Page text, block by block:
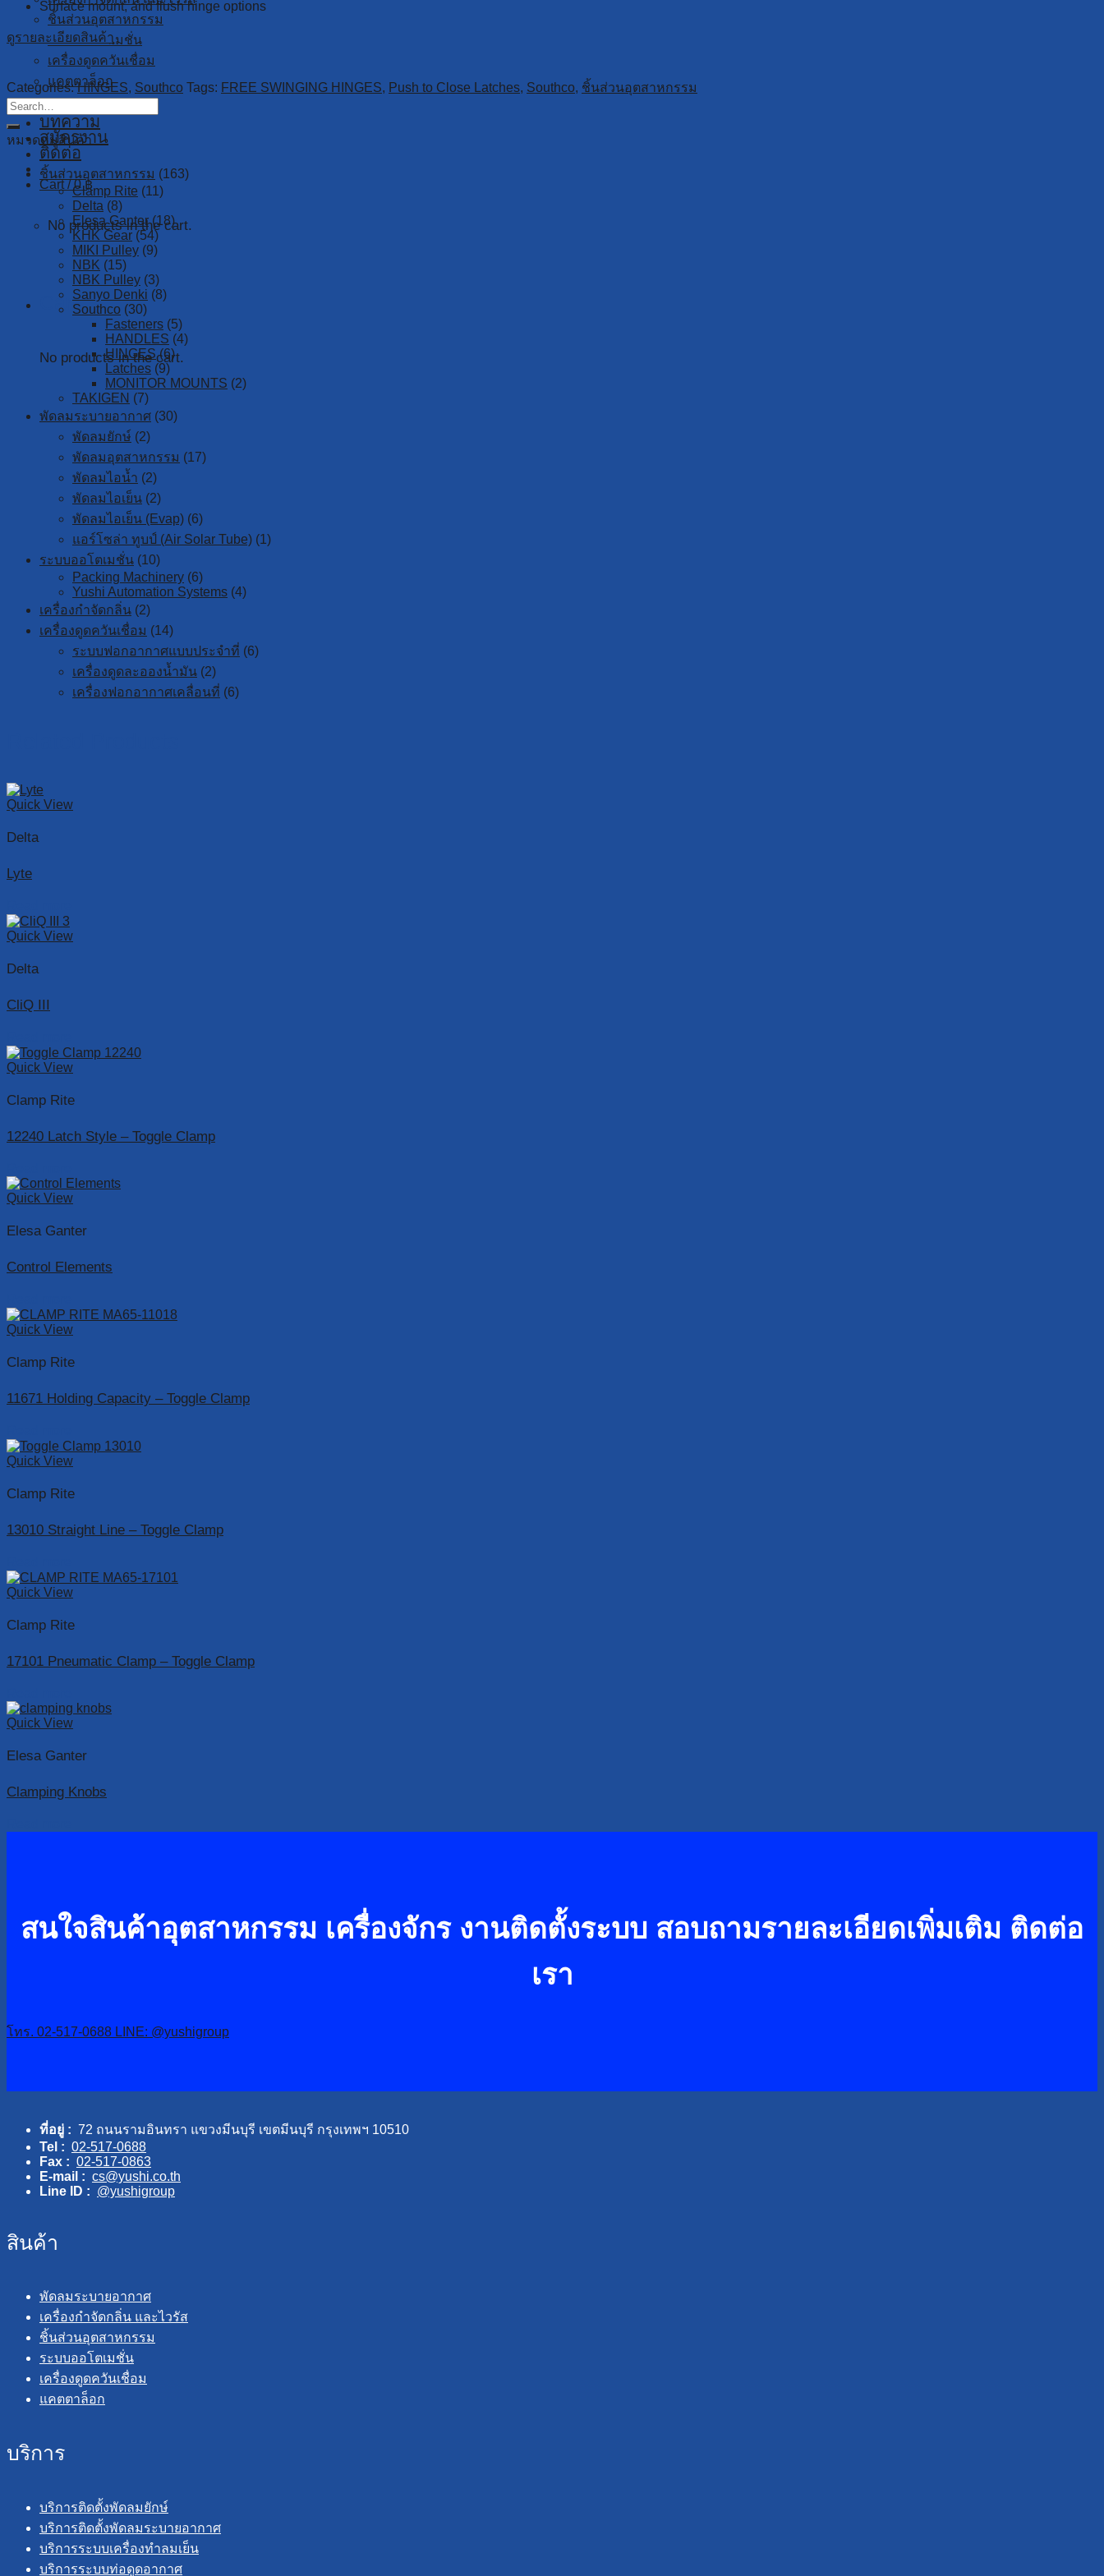
ชิ้นส่วนอุตสาหกรรม
ระบบออโตเมชั่น
เครื่องดูดควันเชื่อม
แคตตาล็อก
บริการ
บทความ
สมัครงาน
ติดต่อ
Cart /0฿
No products in the cart.
Cart
No products in the cart.
Surface mount, and flush hinge options
ดูรายละเอียดสินค้า
Categories:HINGES, Southco Tags: FREE SWINGING HINGES, Push to Close Latches, Southco, ชิ้นส่วนอุตสาหกรรม
หมวดหมู่สินค้า
ชิ้นส่วนอุตสาหกรรม (163)
Clamp Rite (11)
Delta (8)
Elesa Ganter (18)
KHK Gear (54)
MIKI Pulley (9)
NBK (15)
NBK Pulley (3)
Sanyo Denki (8)
Southco (30)
Fasteners (5)
HANDLES (4)
HINGES (6)
Latches (9)
MONITOR MOUNTS (2)
TAKIGEN (7)
พัดลมระบายอากาศ (30)
พัดลมยักษ์ (2)
พัดลมอุตสาหกรรม (17)
พัดลมไอน้ำ (2)
พัดลมไอเย็น (2)
พัดลมไอเย็น (Evap) (6)
แอร์โซล่า ทูบป์ (Air Solar Tube) (1)
ระบบออโตเมชั่น (10)
Packing Machinery (6)
Yushi Automation Systems (4)
เครื่องกำจัดกลิ่น (2)
เครื่องดูดควันเชื่อม (14)
ระบบฟอกอากาศแบบประจำที่ (6)
เครื่องดูดละอองน้ำมัน (2)
เครื่องฟอกอากาศเคลื่อนที่ (6)
Quick View
Delta
Lyte
Quick View
Delta
CliQ III
Quick View
Clamp Rite
12240 Latch Style – Toggle Clamp
Quick View
Elesa Ganter
Control Elements
Quick View
Clamp Rite
11671 Holding Capacity – Toggle Clamp
Quick View
Clamp Rite
13010 Straight Line – Toggle Clamp
Quick View
Clamp Rite
17101 Pneumatic Clamp – Toggle Clamp
Quick View
Elesa Ganter
Clamping Knobs
สนใจสินค้าอุตสาหกรรม เครื่องจักร งานติดตั้งระบบ สอบถามรายละเอียดเพิ่มเติม ติดต่อ
เรา
โทร. 02-517-0688 LINE: @yushigroup
ที่อยู่ : 72 ถนนรามอินทรา แขวงมีนบุรี เขตมีนบุรี กรุงเทพฯ 10510
Tel : 02-517-0688
Fax : 02-517-0863
E-mail : cs@yushi.co.th
Line ID : @yushigroup
สินค้า
พัดลมระบายอากาศ
เครื่องกำจัดกลิ่น และไวรัส
ชิ้นส่วนอุตสาหกรรม
ระบบออโตเมชั่น
เครื่องดูดควันเชื่อม
แคตตาล็อก
บริการ
บริการติดตั้งพัดลมยักษ์
บริการติดตั้งพัดลมระบายอากาศ
บริการระบบเครื่องทำลมเย็น
บริการระบบท่อดูดอากาศ